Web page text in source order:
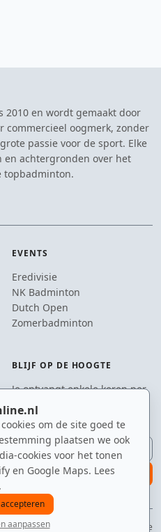
om de site goed te
plaatsen we ook
cookies voor het tonen
en Google Maps. Lees
.
aanpassen
en wordt gemaakt door
oogmerk, zonder
passie voor de sport. Elke
achtergronden over het
topbadminton.
EVENTS
Eredivisie
NK Badminton
Dutch Open
Zomerbadminton
BLIJF OP DE HOOGTE
Je ontvangt enkele keren per
jaar een e-mail met het
laatste badmintonnieuws.
E-mailadres
aanmelden
dosis badminton-adrenaline